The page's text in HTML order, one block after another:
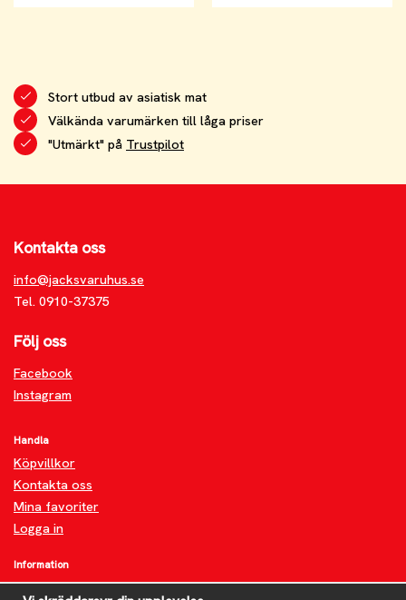
Stort utbud av asiatisk mat
Välkända varumärken till låga priser
"Utmärkt" på Trustpilot
Kontakta oss
info@jacksvaruhus.se
Tel. 0910-37375
Följ oss
Facebook
Instagram
Handla
Köpvillkor
Kontakta oss
Mina favoriter
Logga in
Information
Om oss